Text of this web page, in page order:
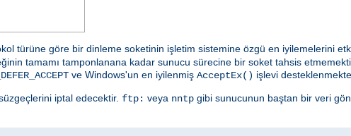
türüne göre bir dinleme soketinin işletim sistemine özgü en iyilemelerini
tamamı tamponlanana kadar sunucu sürecine bir soket tahsis
ve Windows'un en iyilenmiş AcceptEx() işlevi
iptal edecektir. ftp: veya nntp gibi sunucunun baştan bir veri